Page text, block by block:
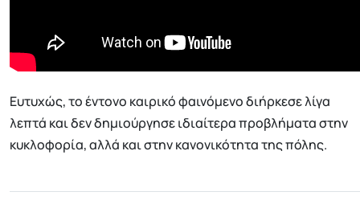
Ευτυχώς, το έντονο καιρικό φαινόμενο διήρκεσε λίγα
λεπτά και δεν δημιούργησε ιδιαίτερα προβλήματα στην
κυκλοφορία, αλλά και στην κανονικότητα της πόλης.